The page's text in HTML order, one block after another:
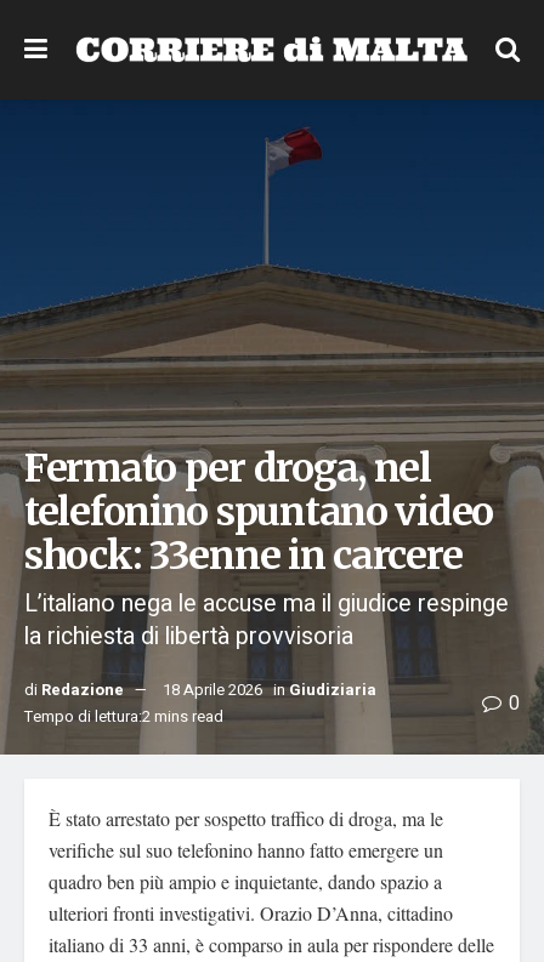
Fermato per droga, nel
telefonino spuntano video
shock: 33enne in carcere
L’italiano nega le accuse ma il giudice respinge
la richiesta di libertà provvisoria
di Redazione 18 Aprile 2026 inGiudiziaria
Tempo di lettura:2 mins read
0
È stato arrestato per sospetto traffico di droga, ma le
verifiche sul suo telefonino hanno fatto emergere un
quadro ben più ampio e inquietante, dando spazio a
ulteriori fronti investigativi. Orazio D’Anna, cittadino
italiano di 33 anni, è comparso in aula per rispondere delle